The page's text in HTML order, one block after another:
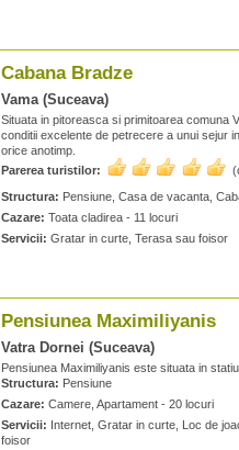
Cabana Bradze
Vama (Suceava)
Situata in pitoreasca si primitoarea comuna
conditii excelente de petrecere a unui sejur
orice anotimp.
Parerea turistilor:
Structura: Pensiune, Casa de vacanta,
Cazare: Toata cladirea - 11 locuri
Servicii: Gratar in curte, Terasa sau foisor
Pensiunea Maximiliyanis
Vatra Dornei (Suceava)
Pensiunea Maximiliyanis este situata in
Structura: Pensiune
Cazare: Camere, Apartament - 20 locuri
Servicii: Internet, Gratar in curte, Loc de
foisor